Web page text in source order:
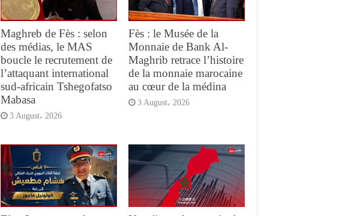
Maghreb de Fès : selon
des médias, le MAS
boucle le recrutement de
l’attaquant international
sud-africain Tshegofatso
Mabasa
3 August، 2026
Fès : le Musée de la
Monnaie de Bank Al-
Maghrib retrace l’histoire
de la monnaie marocaine
au cœur de la médina
3 August، 2026